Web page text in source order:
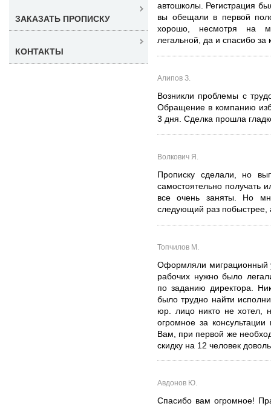
автошколы. Регистрация
вы обещали в первой
хорошо, несмотря на
легальной, да и спасибо за
Алипов З.
Возникли проблемы с
Обращение в компанию
3 дня. Сделка прошла
Волкович Я.
Прописку сделали, но
самостоятельно получать
все очень заняты. Но
следующий раз побыстрее,
Топчилов М.
Оформляли миграционный
рабочих нужно было
по заданию директора.
было трудно найти
юр. лицо никто не хотел,
огромное за
Вам, при первой же
скидку на 12 человек
Авдонов Ю.
Спасибо вам огромное!
ЗАКАЗАТЬ ПРОПИСКУ
КОНТАКТЫ